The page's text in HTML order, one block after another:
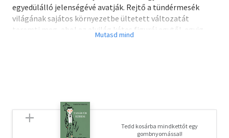
egyedülálló jelenségévé avatják. Rejtő a tündérmesék
világának sajátos környezetbe ültetett változatát
teremti meg, ahol az alvilág kétes figurái egytől-egyig
úriemberek, a koldusról többnyire kiderül, hogy álruhás
Tedd kosárba mindkettőt egy
gombnyomással!